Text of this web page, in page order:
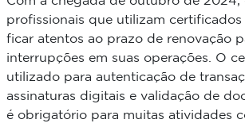
profissionais que utilizam
ficar atentos ao prazo de renovação
interrupções em suas operações. O
utilizado para autenticação de
assinaturas digitais e validação de
é obrigatório para muitas atividades